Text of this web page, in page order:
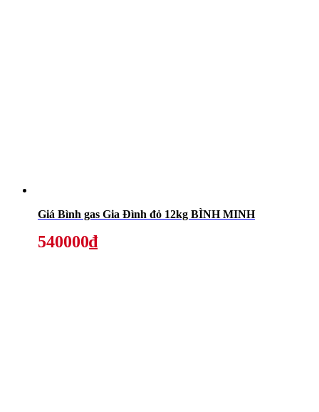
Giá Bình gas Gia Đình đỏ 12kg BÌNH MINH
540000₫